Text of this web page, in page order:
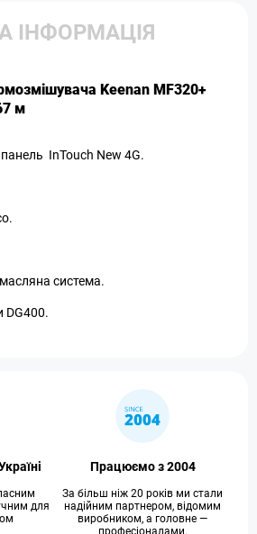
ІНФОРМАЦІЯ
Keenan MF320+
м
InTouch New 4G.
система.
DG400.
для
Працюємо з 2004
За більш ніж 20 років ми стали
надійним партнером, відомим
виробником, а головне —
професіоналами.